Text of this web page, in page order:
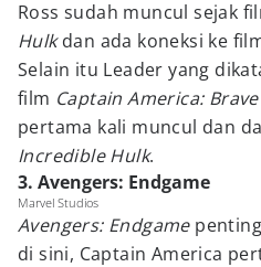
Ross sudah muncul sejak
Hulkdan ada koneksi ke
Selain itu Leader yang
film Captain America:
pertama kali muncul dan
Incredible Hulk.
3. Avengers: Endgame
Marvel Studios
Avengers: Endgame
di sini, Captain America